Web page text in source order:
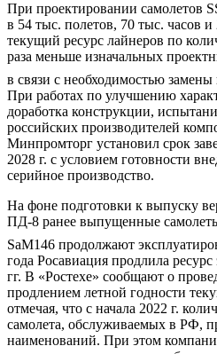
При проектировании самолетов
в 54 тыс. полетов, 70 тыс. часов
текущий ресурс лайнеров по
раза меньше изначальных
в связи с необходимостью
При работах по улучшению
доработка конструкции,
российских производителей
Минпромторг установил срок
2028 г. с условием готовности
серийное производство.
На фоне подготовки к выпуску
ПД-8 ранее выпущенные
SaM146 продолжают
года Росавиация продлила
гг. В «Ростехе» сообщают о
продлением летной годности
отмечая, что с начала 2022 г.
самолета, обслуживаемых в РФ,
наименований. При этом